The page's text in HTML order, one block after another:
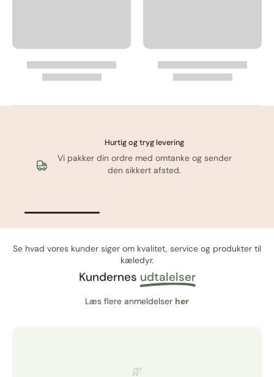
Hurtig og tryg levering
Vi pakker din ordre med omtanke og sender
den sikkert afsted.
Se hvad vores kunder siger om kvalitet, service og produkter til
kæledyr.
Kundernes udtalelser
Læs flere anmeldelser her